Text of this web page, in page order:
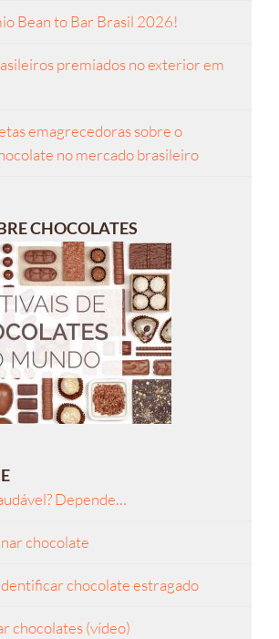
Bean to Bar Brasil 2026!
premiados no exterior em
emagrecedoras sobre o
no mercado brasileiro
CHOCOLATES
Depende…
chocolate
chocolate estragado
chocolates (vídeo)